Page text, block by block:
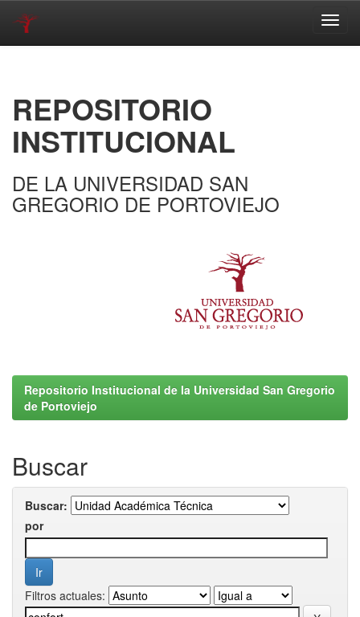
REPOSITORIO
INSTITUCIONAL
DE LA UNIVERSIDAD SAN
GREGORIO DE PORTOVIEJO
Repositorio Institucional de la Universidad San Gregorio
de Portoviejo
Buscar
Buscar:
por
Filtros actuales: